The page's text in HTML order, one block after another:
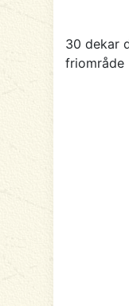
30 dekar
friområde